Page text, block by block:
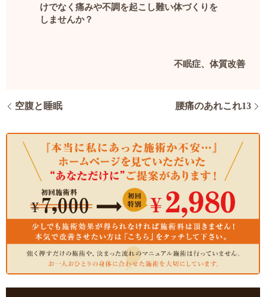
けでなく痛みや不調を起こし難い体づくりを
しませんか？
不眠症、体質改善
空腹と睡眠 腰痛のあれこれ13